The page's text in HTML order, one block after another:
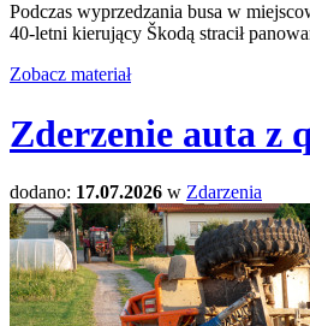
Podczas wyprzedzania busa w
40-letni kierujący Škodą stracił
Zobacz materiał
Zderzenie auta z
dodano: 17.07.2026 w Zdarzenia